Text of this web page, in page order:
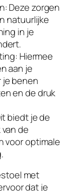
Deze zorgen
natuurlijke
in je
Hiermee
aan je
benen
en de druk
biedt je de
de
voor optimale
met
dat je